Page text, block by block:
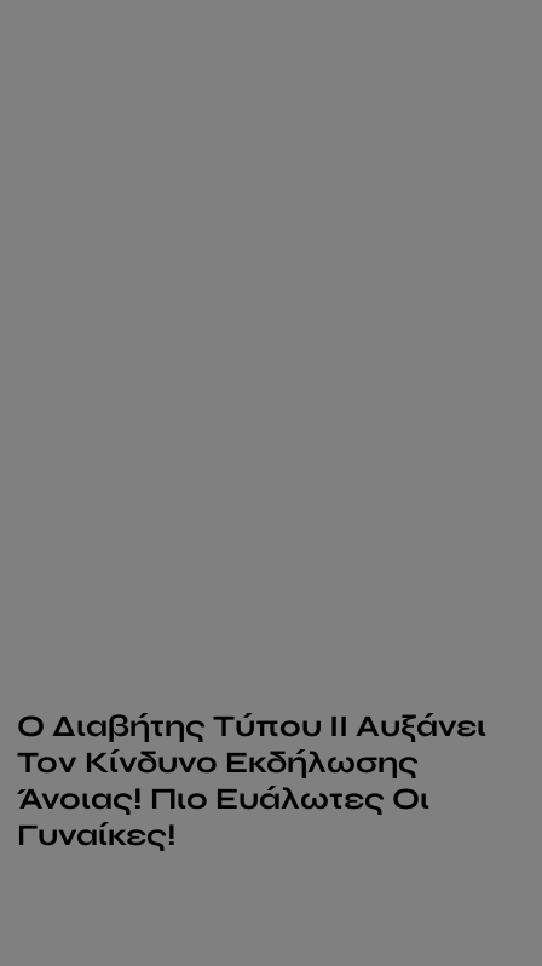
Ο Διαβήτης Τύπου ΙΙ Αυξάνει
Τον Κίνδυνο Εκδήλωσης
Άνοιας! Πιο Ευάλωτες Οι
Γυναίκες!